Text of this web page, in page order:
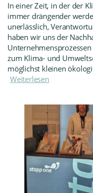
In einer Zeit, in der der
immer drängender
unerlässlich,
haben wir uns der
zum Klima- und
möglichst kleinen
Weiterlesen